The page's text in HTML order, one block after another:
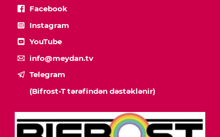
Facebook
Instagram
YouTube
info@meydan.tv
Telegram
(Bifrost-T tərəfindən dəstəklənir)